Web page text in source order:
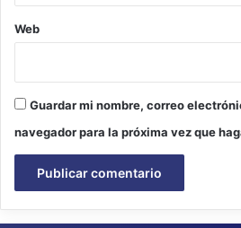
Web
Guardar mi nombre, correo
navegador para la próxima vez que